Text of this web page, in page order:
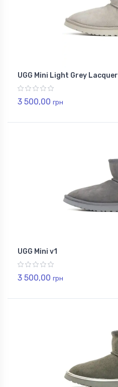
UGG Mini Light Grey Lacquer
3 500,00 грн
UGG Mini v1
3 500,00 грн